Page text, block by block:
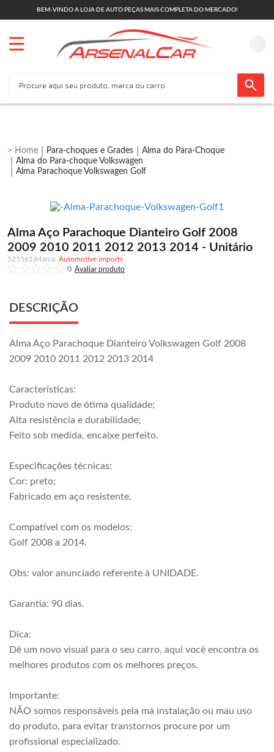
BEM-VINDO A LOJA DE AUTO PEÇAS MAIS COMPLETA DO MERCADO!
Para-choques e Grades
Alma do Para-Choque
Alma do Para-choque Volkswagen
Alma Parachoque Volkswagen Golf
Alma Aço Parachoque Dianteiro Golf 2008
2009 2010 2011 2012 2013 2014 - Unitário
525561
Automotive imports
0
DESCRIÇÃO
Alma Aço Parachoque Dianteiro Volkswagen Golf 2008
2009 2010 2011 2012 2013 2014
Características:
Produto novo de ótima qualidade;
Alta resistência e durabilidade;
Feito sob medida, encaixe perfeito.
Especificações técnicas:
Cor: preto;
Fabricado em aço resistente.
Compatível com os modelos:
Golf 2008 a 2014.
Obs: valor anunciado referente à UNIDADE.
Garantia: 90 dias.
Dica:
Dê um novo visual para o seu carro, aqui você encontra os
melhores produtos com os melhores preços.
Importante:
NÃO somos responsáveis pela má instalação ou mau uso
do produto, para evitar transtornos procure por um
profissional especializado.